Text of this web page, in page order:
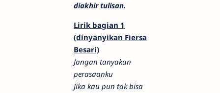
diakhir tulisan.
Lirik bagian 1
(dinyanyikan Fiersa
Besari)
Jangan tanyakan
perasaanku
Jika kau pun tak bisa